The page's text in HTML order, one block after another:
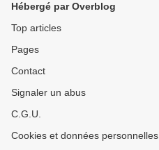
Hébergé par Overblog
Top articles
Pages
Contact
Signaler un abus
C.G.U.
Cookies et données personnelles